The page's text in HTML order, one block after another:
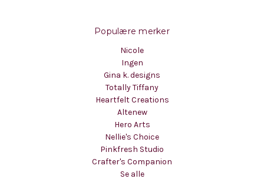
Populære merker
Nicole
Ingen
Gina k. designs
Totally Tiffany
Heartfelt Creations
Altenew
Hero Arts
Nellie's Choice
Pinkfresh Studio
Crafter's Companion
Se alle